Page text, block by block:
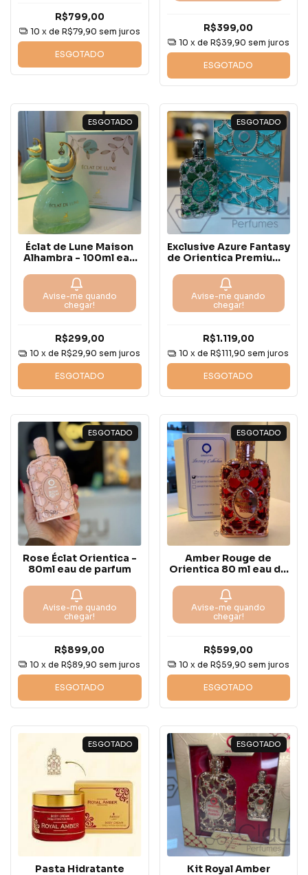
R$799,00
10 x de R$79,90 sem juros
ESGOTADO
R$399,00
10 x de R$39,90 sem juros
ESGOTADO
ESGOTADO
Éclat de Lune Maison
Alhambra - 100ml eau
Avise-me quando
chegar!
R$299,00
10 x deR$29,90 sem juros
ESGOTADO
ESGOTADO
Exclusive Azure Fantasy
de Orientica Premium -
Avise-me quando
chegar!
R$1.119,00
10 x deR$111,90 sem juros
ESGOTADO
ESGOTADO
Rose Éclat Orientica -
80ml eau de parfum
Avise-me quando
chegar!
R$899,00
10 x deR$89,90 sem juros
ESGOTADO
ESGOTADO
Amber Rouge de
Orientica 80 ml eau de
Avise-me quando
chegar!
R$599,00
10 x de R$59,90 sem juros
ESGOTADO
ESGOTADO
Pasta Hidratante
ESGOTADO
Kit Royal Amber